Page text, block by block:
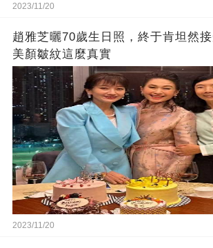
2023/11/20
趙雅芝曬70歲生日照，終于肯坦然
美顏皺紋這麼真實
2023/11/20